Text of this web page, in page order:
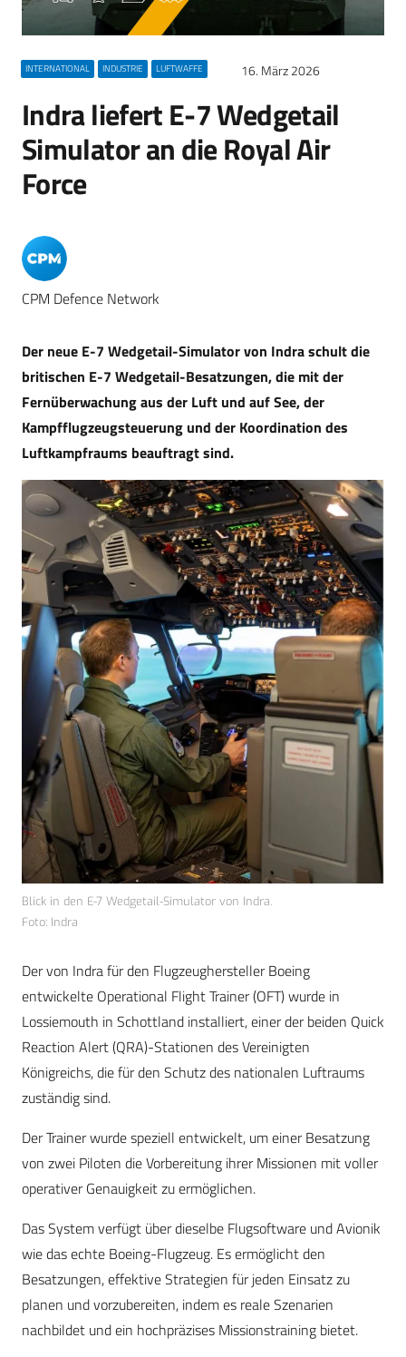
INTERNATIONAL INDUSTRIE LUFTWAFFE 16. März 2026
Indra liefert E-7 Wedgetail
Simulator an die Royal Air
Force
CPM Defence Network
Der neue E-7 Wedgetail-Simulator von Indra schult die
britischen E-7 Wedgetail-Besatzungen, die mit der
Fernüberwachung aus der Luft und auf See, der
Kampfflugzeugsteuerung und der Koordination des
Luftkampfraums beauftragt sind.
Blick in den E-7 Wedgetail-Simulator von Indra.
Foto: Indra
Der von Indra für den Flugzeughersteller Boeing
entwickelte Operational Flight Trainer (OFT) wurde in
Lossiemouth in Schottland installiert, einer der beiden Quick
Reaction Alert (QRA)-Stationen des Vereinigten
Königreichs, die für den Schutz des nationalen Luftraums
zuständig sind.
Der Trainer wurde speziell entwickelt, um einer Besatzung
von zwei Piloten die Vorbereitung ihrer Missionen mit voller
operativer Genauigkeit zu ermöglichen.
Das System verfügt über dieselbe Flugsoftware und Avionik
wie das echte Boeing-Flugzeug. Es ermöglicht den
Besatzungen, effektive Strategien für jeden Einsatz zu
planen und vorzubereiten, indem es reale Szenarien
nachbildet und ein hochpräzises Missionstraining bietet.